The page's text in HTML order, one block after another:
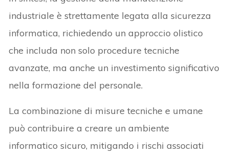
industriale è strettamente legata alla sicurezza
informatica, richiedendo un approccio olistico
che includa non solo procedure tecniche
avanzate, ma anche un investimento significativo
nella formazione del personale.
La combinazione di misure tecniche e umane
può contribuire a creare un ambiente
informatico sicuro, mitigando i rischi associati